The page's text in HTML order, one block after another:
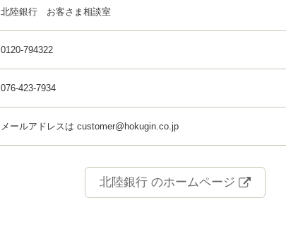
北陸銀行 お客さま相談室
0120-794322
076-423-7934
メールアドレスは customer@hokugin.co.jp
北陸銀行 のホームページ